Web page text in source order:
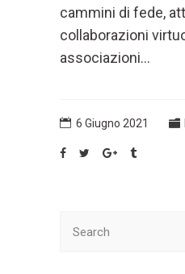
cammini di fede,
collaborazioni
associazioni...
6 Giugno 2021